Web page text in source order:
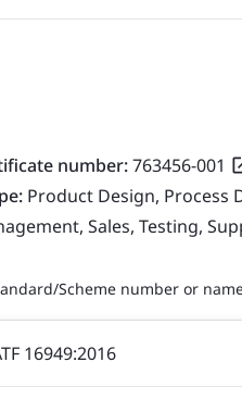
number:763456-001
Product Design, Process
Sales, Testing,
Scheme number or
16949:2016